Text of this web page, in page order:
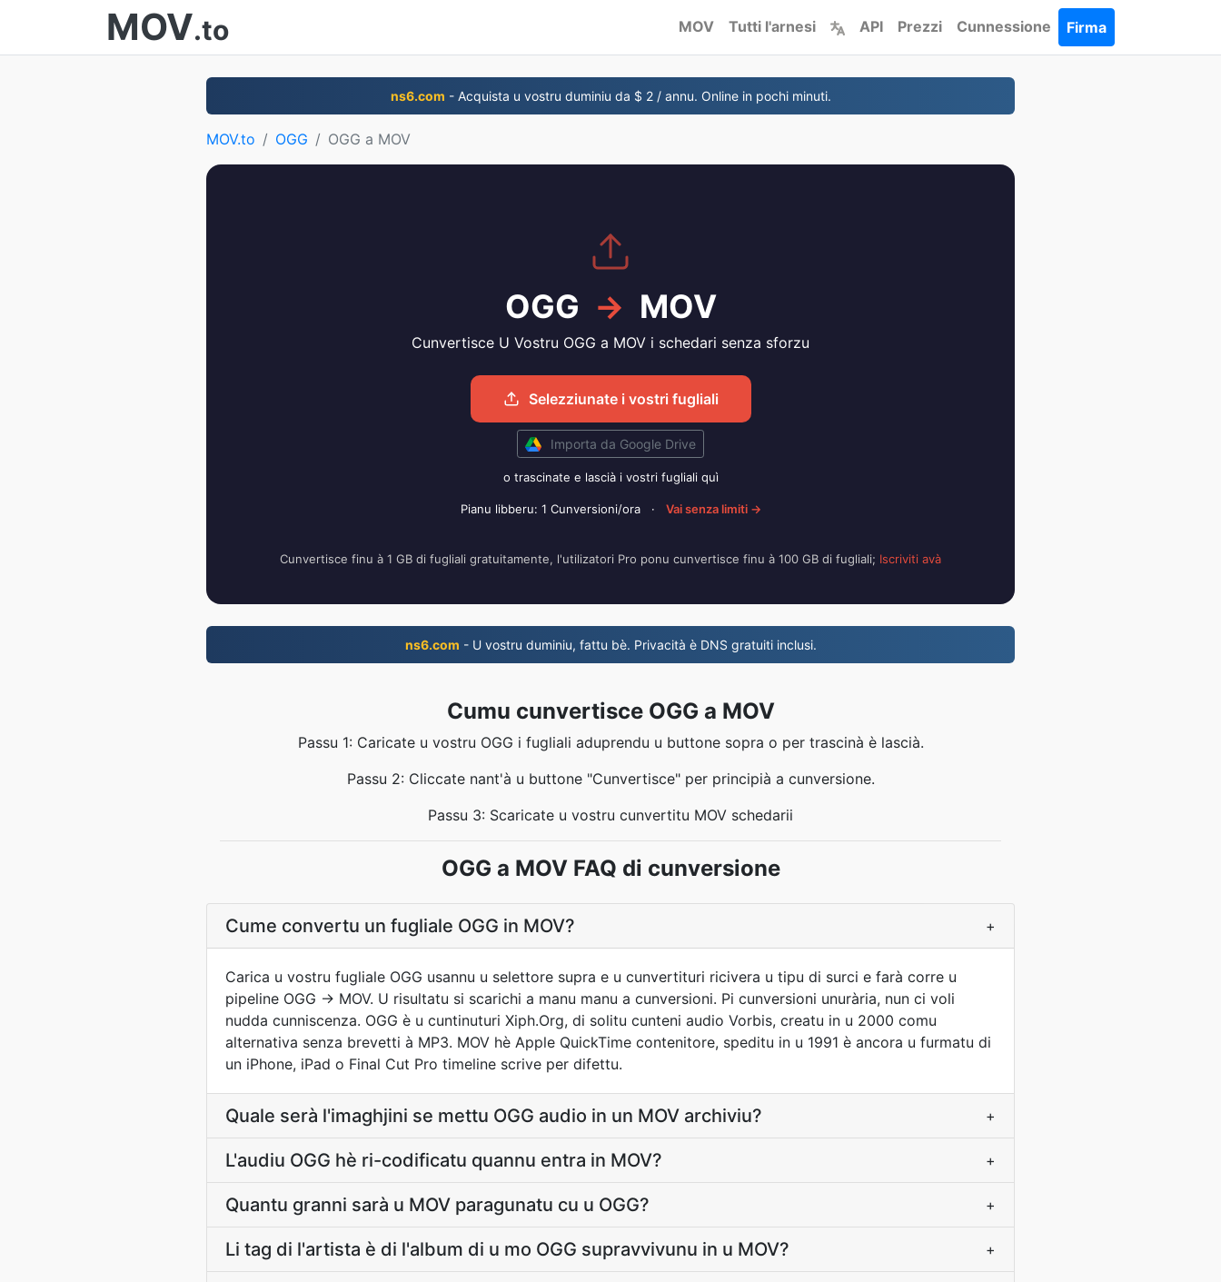
MOV.to MOV Tutti l'arnesi API Prezzi Cunnessione Firma
ns6.com - Acquista u vostru duminiu da $ 2 / annu. Online in pochi minuti.
MOV.to OGG OGG a MOV
OGG → MOV
Cunvertisce U Vostru OGG a MOV i schedari senza sforzu
Selezziunate i vostri fugliali
Importa da Google Drive
o trascinate e lascià i vostri fugliali quì
Pianu libberu: 1 Cunversioni/ora · Vai senza limiti →
Cunvertisce finu à 1 GB di fugliali gratuitamente, l'utilizatori Pro ponu cunvertisce finu à 100 GB di fugliali; Iscriviti avà
ns6.com - U vostru duminiu, fattu bè. Privacità è DNS gratuiti inclusi.
Cumu cunvertisce OGG a MOV
Passu 1: Caricate u vostru OGG i fugliali aduprendu u buttone sopra o per trascinà è lascià.
Passu 2: Cliccate nant'à u buttone "Cunvertisce" per principià a cunversione.
Passu 3: Scaricate u vostru cunvertitu MOV schedarii
OGG a MOV FAQ di cunversione
Cume convertu un fugliale OGG in MOV? +
Carica u vostru fugliale OGG usannu u selettore supra e u cunvertituri ricivera u tipu di surci e farà corre u
pipeline OGG → MOV. U risultatu si scarichi a manu manu a cunversioni. Pi cunversioni unurària, nun ci voli
nudda cunniscenza. OGG è u cuntinuturi Xiph.Org, di solitu cunteni audio Vorbis, creatu in u 2000 comu
alternativa senza brevetti à MP3. MOV hè Apple QuickTime contenitore, speditu in u 1991 è ancora u furmatu di
un iPhone, iPad o Final Cut Pro timeline scrive per difettu.
Quale serà l'imaghjini se mettu OGG audio in un MOV archiviu? +
L'audiu OGG hè ri-codificatu quannu entra in MOV? +
Quantu granni sarà u MOV paragunatu cu u OGG? +
Li tag di l'artista è di l'album di u mo OGG supravvivunu in u MOV? +